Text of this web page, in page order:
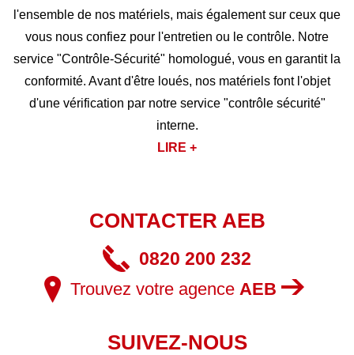
l'ensemble de nos matériels, mais également sur ceux que
vous nous confiez pour l'entretien ou le contrôle. Notre
service "Contrôle-Sécurité" homologué, vous en garantit la
conformité. Avant d'être loués, nos matériels font l'objet
d'une vérification par notre service "contrôle sécurité"
interne.
LIRE +
CONTACTER AEB
0820 200 232
Trouvez votre agence AEB
SUIVEZ-NOUS